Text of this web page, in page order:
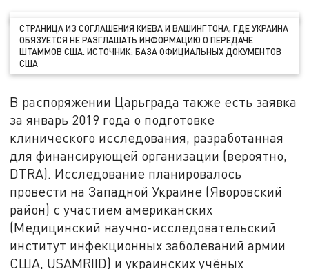
СТРАНИЦА ИЗ СОГЛАШЕНИЯ КИЕВА И ВАШИНГТОНА, ГДЕ УКРАИНА
ОБЯЗУЕТСЯ НЕ РАЗГЛАШАТЬ ИНФОРМАЦИЮ О ПЕРЕДАЧЕ
ШТАММОВ США. ИСТОЧНИК: БАЗА ОФИЦИАЛЬНЫХ ДОКУМЕНТОВ
США
В распоряжении Царьграда также есть заявка
за январь 2019 года о подготовке
клинического исследования, разработанная
для финансирующей организации (вероятно,
DTRA). Исследование планировалось
провести на Западной Украине (Яворовский
район) с участием американских
(Медицинский научно-исследовательский
институт инфекционных заболеваний армии
США, USAMRIID) и украинских учёных